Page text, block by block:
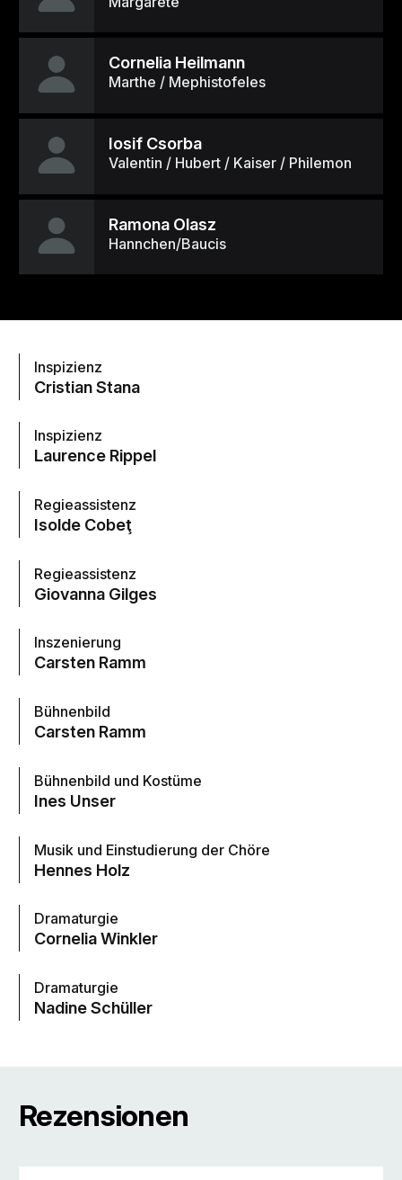
Cornelia Heilmann
Marthe / Mephistofeles
Iosif Csorba
Valentin / Hubert / Kaiser / Philemon
Ramona Olasz
Hannchen/Baucis
Inspizienz
Cristian Stana
Inspizienz
Laurence Rippel
Regieassistenz
Isolde Cobeţ
Regieassistenz
Giovanna Gilges
Inszenierung
Carsten Ramm
Bühnenbild
Carsten Ramm
Bühnenbild und Kostüme
Ines Unser
Musik und Einstudierung der Chöre
Hennes Holz
Dramaturgie
Cornelia Winkler
Dramaturgie
Nadine Schüller
Rezensionen